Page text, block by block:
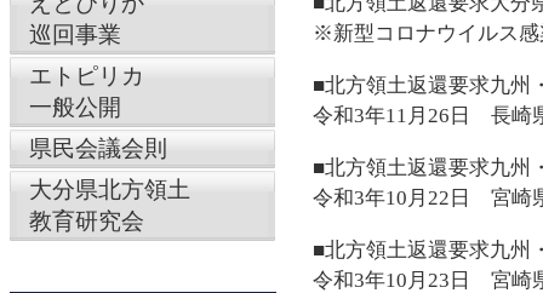
※新型コロナウイルス
■北方領土返還要求九州
令和3年11月26日 長崎
■北方領土返還要求九州
令和3年10月22日 宮崎
■北方領土返還要求九州
令和3年10月23日 宮崎
巡回事業
エトピリカ
一般公開
県民会議会則
大分県北方領土
教育研究会